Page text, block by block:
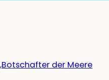
Botschafter der Meere